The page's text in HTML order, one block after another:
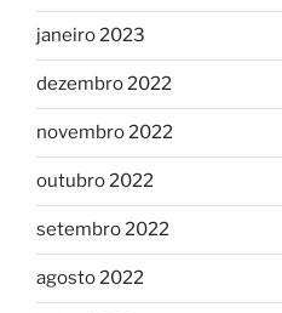
janeiro 2023
dezembro 2022
novembro 2022
outubro 2022
setembro 2022
agosto 2022